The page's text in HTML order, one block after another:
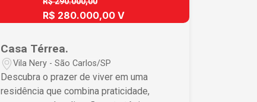
amplo, ideal para crianças brincarem ou
privilegiada, próxima a escolas,
mercados e áreas de lazer Não perca
essa oportunidade de morar ou investir
em um imóvel de qualidade no Jardim
R$ 280.000,00 V
Casa Térrea.
Vila Nery - São Carlos/SP
Descubra o prazer de viver em uma
residência que combina praticidade,